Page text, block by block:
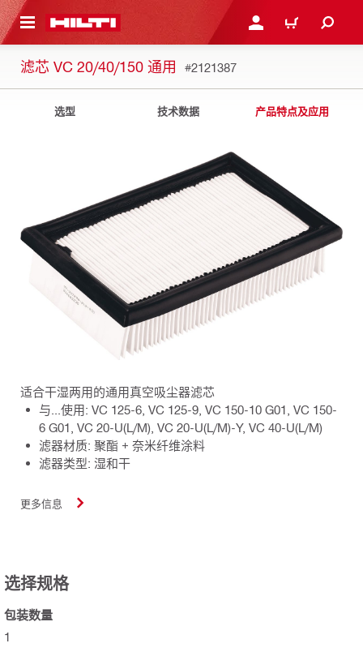
到主页 登录或注册购物车
滤芯 VC 20/40/150 通用 #2121387
选型 技术数据 产品特点及应用
适合干湿两用的通用真空吸尘器滤芯
与...使用: VC 125-6, VC 125-9, VC 150-10 G01, VC 150-
6 G01, VC 20-U(L/M), VC 20-U(L/M)-Y, VC 40-U(L/M)
滤器材质: 聚酯 + 奈米纤维涂料
滤器类型: 湿和干
更多信息
选择规格
包装数量
1